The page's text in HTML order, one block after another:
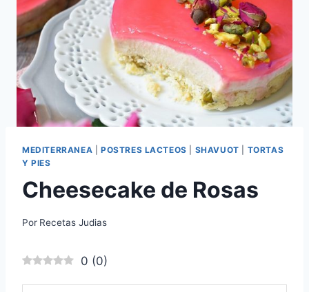
MEDITERRANEA POSTRES LACTEOS SHAVUOT
TORTAS
Y PIES
Cheesecake de Rosas
Por Recetas Judias
0 (0)